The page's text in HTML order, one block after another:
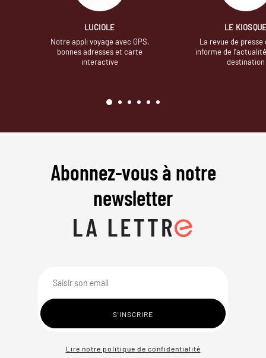
LUCIOLE
Notre appli voyage avec GPS,
bonnes adresses et carte
interactive
LE
La revue de presse
informe de
destination
Abonnez-vous à notre
newsletter
Lire notre politique de confidentialité